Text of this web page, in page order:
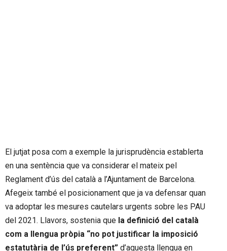
El jutjat posa com a exemple la jurisprudència establerta
en una sentència que va considerar el mateix pel
Reglament d’ús del català a l’Ajuntament de Barcelona.
Afegeix també el posicionament que ja va defensar quan
va adoptar les mesures cautelars urgents sobre les PAU
del 2021. Llavors, sostenia que la definició del català
com a llengua pròpia “no pot justificar la imposició
estatutària de l’ús preferent” d’aquesta llengua en